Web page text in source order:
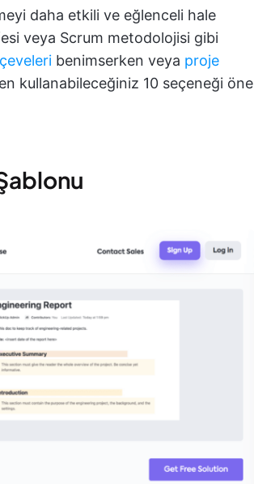
daha etkili ve eğlenceli hale
veya Scrum metodolojisi gibi
benimserken veya proje
kullanabileceğiniz 10 seçeneği öne